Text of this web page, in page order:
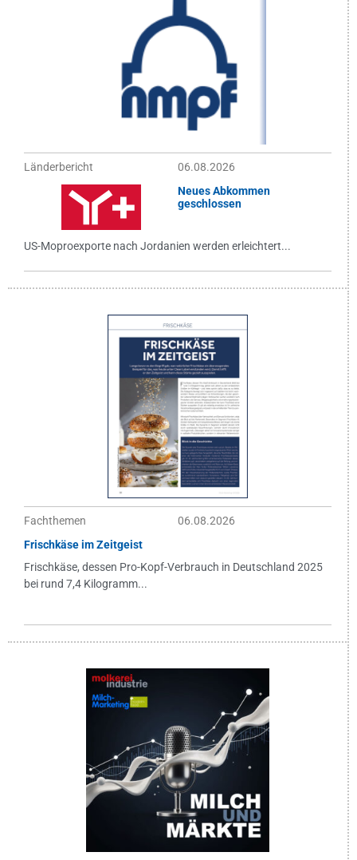
Länderbericht
06.08.2026
Neues Abkommen
geschlossen
US-Moproexporte nach Jordanien werden erleichtert...
Fachthemen
06.08.2026
Frischkäse im Zeitgeist
Frischkäse, dessen Pro-Kopf-Verbrauch in Deutschland 2025
bei rund 7,4 Kilogramm...